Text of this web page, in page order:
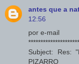
antes que a
12:56
por e-mail
Subject: Res:
PIZARRO